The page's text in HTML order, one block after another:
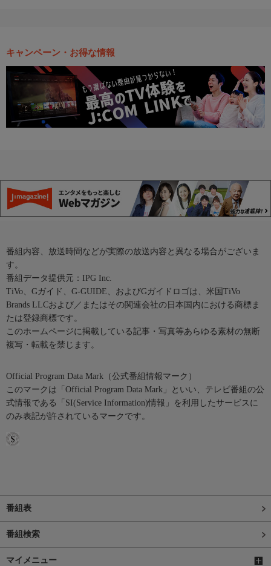
キャンペーン・お得な情報
番組内容、放送時間などが実際の放送内容と異なる場合がございま
す。
番組データ提供元：IPG Inc.
TiVo、Gガイド、G-GUIDE、およびGガイドロゴは、米国TiVo
Brands LLCおよび／またはその関連会社の日本国内における商標ま
たは登録商標です。
このホームページに掲載している記事・写真等あらゆる素材の無断
複写・転載を禁じます。
Official Program Data Mark（公式番組情報マーク）
このマークは「Official Program Data Mark」といい、テレビ番組の公
式情報である「SI(Service Information)情報」を利用したサービスに
のみ表記が許されているマークです。
番組表
番組検索
マイメニュー